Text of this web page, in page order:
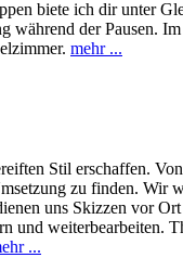
biete ich dir unter
der Pausen.
mehr ...
Stil erschaffen.
zu finden. Wir
uns Skizzen vor
und weiterbearbeiten.
...